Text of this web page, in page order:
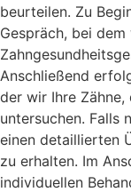
beurteilen. Zu
Gespräch, bei
Anschließend
der wir Ihre
untersuchen. Falls
einen detaillierten
zu erhalten. Im
individuellen